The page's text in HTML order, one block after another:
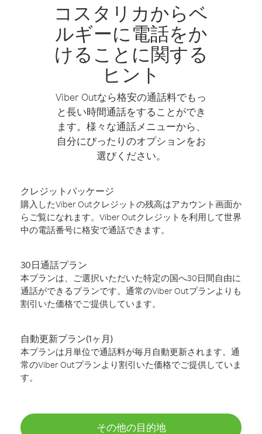
コスタリカからベ
ルギーに電話をか
けることに関する
ヒント
Viber Outなら格安の通話料でもっ
と長い時間通話をすることができ
ます。様々な通話メニューから、
自分にぴったりのオプションをお
選びください。
クレジットパッケージ
購入したViber Outクレジットの残高はアカウント画面か
らご覧になれます。Viber Outクレジットを利用して世界
中の電話番号に格安で通話できます。
30日通話プラン
本プランは、ご選択いただいた特定の国へ30日間自由に
通話ができるプランです。通常のViber Outプランよりも
割引いた価格でご提供しています。
自動更新プラン(1ヶ月)
本プランは月単位で通話料が毎月自動更新されます。通
常のViber Outプランより割引いた価格でご提供していま
す。
その他の目的地